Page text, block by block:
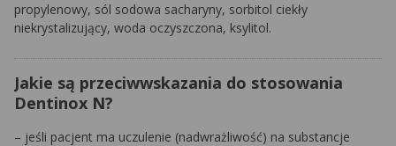
propylenowy, sól sodowa sacharyny, sorbitol ciekły
niekrystalizujący, woda oczyszczona, ksylitol.
Jakie są przeciwwskazania do stosowania
Dentinox N?
– jeśli pacjent ma uczulenie (nadwrażliwość) na substancje